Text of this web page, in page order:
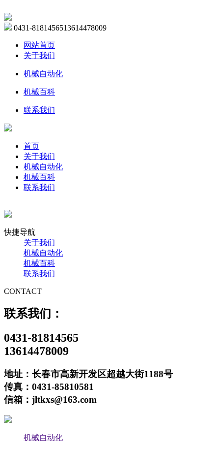
0431-8181456513614478009
网站首页
关于我们
机械自动化
机械百科
联系我们
首页
关于我们
机械自动化
机械百科
联系我们
快捷导航
关于我们
机械自动化
机械百科
联系我们
CONTACT
联系我们：
0431-81814565
13614478009
地址：长春市高新开发区超越大街1188号
传真：0431-85810581
信箱：jltkxs@163.com
机械自动化